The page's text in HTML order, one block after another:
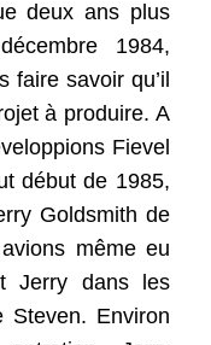
deux ans plus
1984,
faire savoir qu’il
à produire. A
Fievel
début de 1985,
Goldsmith de
même eu
Jerry dans les
Steven. Environ